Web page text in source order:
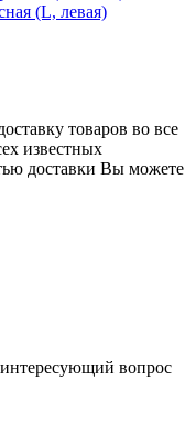
(L, левая)
товаров во все
известных
доставки Вы можете
вопрос